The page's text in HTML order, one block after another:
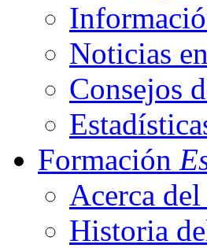
Noticias
Consejos
Formación
Acerca
Historia